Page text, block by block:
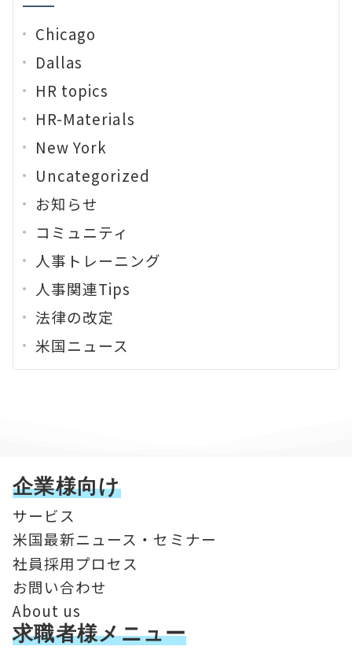
Chicago
Dallas
HR topics
HR-Materials
New York
Uncategorized
お知らせ
コミュニティ
人事トレーニング
人事関連Tips
法律の改定
米国ニュース
企業様向け
サービス
米国最新ニュース・セミナー
社員採用プロセス
お問い合わせ
About us
求職者様メニュー